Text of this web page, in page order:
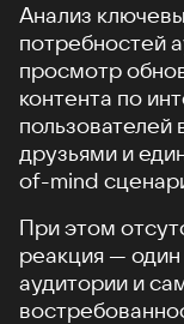
Анализ
потребностей
просмотр
контента по
друзьями и
of-mind
При этом
реакция —
аудитории и